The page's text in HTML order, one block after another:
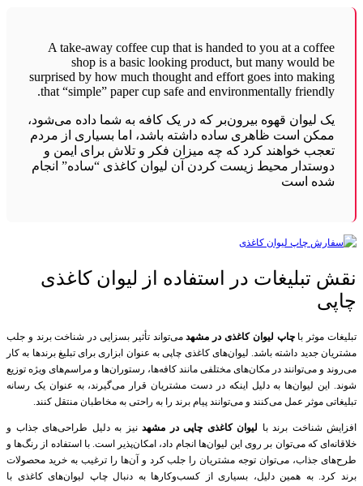
A take-away coffee cup that is handed to you at a coffee
shop is a basic looking product, but many would be
surprised by how much thought and effort goes into making
that “simple” paper cup safe and environmentally friendly.
یک لیوان قهوه بیرون‌بر که در یک کافه به شما داده می‌شود،
ممکن است ظاهری ساده داشته باشد، اما بسیاری از مردم
تعجب خواهند کرد که چه میزان فکر و تلاش برای ایمن و
دوستدار محیط زیست کردن آن لیوان کاغذی “ساده” انجام
شده است
نقش تبلیغات در استفاده از لیوان کاغذی
چاپی
تبلیغات موثر باچاپ لیوان کاغذی در مشهدمی‌تواند تأثیر بسزایی در شناخت برند و جلب
مشتریان جدید داشته باشد. لیوان‌های کاغذی چاپی به عنوان ابزاری برای تبلیغ برندها به کار
می‌روند و می‌توانند در مکان‌های مختلفی مانند کافه‌ها، رستوران‌ها و مراسم‌های ویژه توزیع
شوند. این لیوان‌ها به دلیل اینکه در دست مشتریان قرار می‌گیرند، به عنوان یک رسانه
تبلیغاتی موثر عمل می‌کنند و می‌توانند پیام برند را به راحتی به مخاطبان منتقل کنند.
افزایش شناخت برند با لیوان کاغذی چاپی در مشهد نیز به دلیل طراحی‌های جذاب و
خلاقانه‌ای که می‌توان بر روی این لیوان‌ها انجام داد، امکان‌پذیر است. با استفاده از رنگ‌ها و
طرح‌های جذاب، می‌توان توجه مشتریان را جلب کرد و آن‌ها را ترغیب به خرید محصولات
برند کرد. به همین دلیل، بسیاری از کسب‌وکارها به دنبال چاپ لیوان‌های کاغذی با